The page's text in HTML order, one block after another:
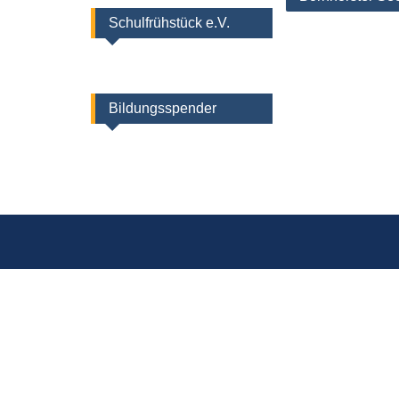
Schulfrühstück e.V.
Bildungsspender